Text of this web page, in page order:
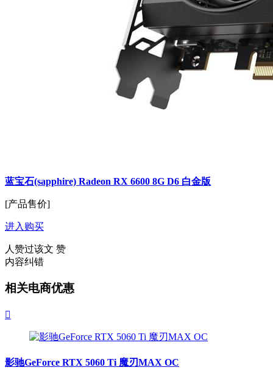
蓝宝石(sapphire) Radeon RX 6600 8G D6 白金版
[产品售价]
进入购买
人赞过该文 赞
内容纠错
相关电商优惠

影驰GeForce RTX 5060 Ti 魔刃MAX OC